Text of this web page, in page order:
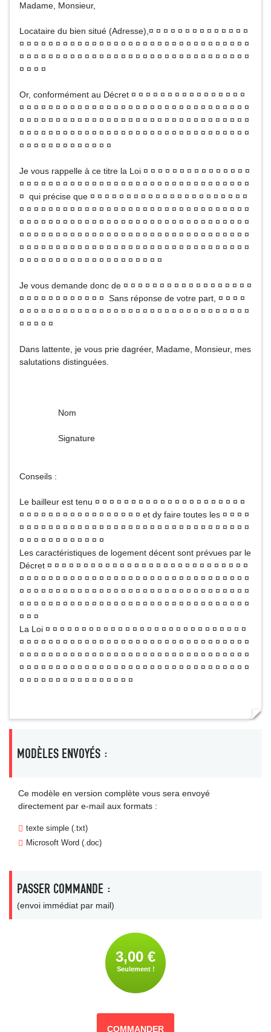
Madame, Monsieur,
Locataire du bien situé (Adresse),¤ ¤ ¤ ¤ ¤ ¤ ¤ ¤ ¤ ¤ ¤ ¤ ¤ ¤
¤ ¤ ¤ ¤ ¤ ¤ ¤ ¤ ¤ ¤ ¤ ¤ ¤ ¤ ¤ ¤ ¤ ¤ ¤ ¤ ¤ ¤ ¤ ¤ ¤ ¤ ¤ ¤ ¤ ¤ ¤ ¤
¤ ¤ ¤ ¤ ¤ ¤ ¤ ¤ ¤ ¤ ¤ ¤ ¤ ¤ ¤ ¤ ¤ ¤ ¤ ¤ ¤ ¤ ¤ ¤ ¤ ¤ ¤ ¤ ¤ ¤ ¤ ¤
¤ ¤ ¤ ¤
Or, conformément au Décret ¤ ¤ ¤ ¤ ¤ ¤ ¤ ¤ ¤ ¤ ¤ ¤ ¤ ¤ ¤ ¤
¤ ¤ ¤ ¤ ¤ ¤ ¤ ¤ ¤ ¤ ¤ ¤ ¤ ¤ ¤ ¤ ¤ ¤ ¤ ¤ ¤ ¤ ¤ ¤ ¤ ¤ ¤ ¤ ¤ ¤ ¤ ¤
¤ ¤ ¤ ¤ ¤ ¤ ¤ ¤ ¤ ¤ ¤ ¤ ¤ ¤ ¤ ¤ ¤ ¤ ¤ ¤ ¤ ¤ ¤ ¤ ¤ ¤ ¤ ¤ ¤ ¤ ¤ ¤
¤ ¤ ¤ ¤ ¤ ¤ ¤ ¤ ¤ ¤ ¤ ¤ ¤ ¤ ¤ ¤ ¤ ¤ ¤ ¤ ¤ ¤ ¤ ¤ ¤ ¤ ¤ ¤ ¤ ¤ ¤ ¤
¤ ¤ ¤ ¤ ¤ ¤ ¤ ¤ ¤ ¤ ¤ ¤ ¤
Je vous rappelle à ce titre la Loi ¤ ¤ ¤ ¤ ¤ ¤ ¤ ¤ ¤ ¤ ¤ ¤ ¤ ¤ ¤
¤ ¤ ¤ ¤ ¤ ¤ ¤ ¤ ¤ ¤ ¤ ¤ ¤ ¤ ¤ ¤ ¤ ¤ ¤ ¤ ¤ ¤ ¤ ¤ ¤ ¤ ¤ ¤ ¤ ¤ ¤ ¤
¤ qui précise que ¤ ¤ ¤ ¤ ¤ ¤ ¤ ¤ ¤ ¤ ¤ ¤ ¤ ¤ ¤ ¤ ¤ ¤ ¤ ¤ ¤ ¤
¤ ¤ ¤ ¤ ¤ ¤ ¤ ¤ ¤ ¤ ¤ ¤ ¤ ¤ ¤ ¤ ¤ ¤ ¤ ¤ ¤ ¤ ¤ ¤ ¤ ¤ ¤ ¤ ¤ ¤ ¤ ¤
¤ ¤ ¤ ¤ ¤ ¤ ¤ ¤ ¤ ¤ ¤ ¤ ¤ ¤ ¤ ¤ ¤ ¤ ¤ ¤ ¤ ¤ ¤ ¤ ¤ ¤ ¤ ¤ ¤ ¤ ¤ ¤
¤ ¤ ¤ ¤ ¤ ¤ ¤ ¤ ¤ ¤ ¤ ¤ ¤ ¤ ¤ ¤ ¤ ¤ ¤ ¤ ¤ ¤ ¤ ¤ ¤ ¤ ¤ ¤ ¤ ¤ ¤ ¤
¤ ¤ ¤ ¤ ¤ ¤ ¤ ¤ ¤ ¤ ¤ ¤ ¤ ¤ ¤ ¤ ¤ ¤ ¤ ¤ ¤ ¤ ¤ ¤ ¤ ¤ ¤ ¤ ¤ ¤ ¤ ¤
¤ ¤ ¤ ¤ ¤ ¤ ¤ ¤ ¤ ¤ ¤ ¤ ¤ ¤ ¤ ¤ ¤ ¤ ¤ ¤
Je vous demande donc de ¤ ¤ ¤ ¤ ¤ ¤ ¤ ¤ ¤ ¤ ¤ ¤ ¤ ¤ ¤ ¤ ¤ ¤
¤ ¤ ¤ ¤ ¤ ¤ ¤ ¤ ¤ ¤ ¤ ¤ Sans réponse de votre part, ¤ ¤ ¤ ¤
¤ ¤ ¤ ¤ ¤ ¤ ¤ ¤ ¤ ¤ ¤ ¤ ¤ ¤ ¤ ¤ ¤ ¤ ¤ ¤ ¤ ¤ ¤ ¤ ¤ ¤ ¤ ¤ ¤ ¤ ¤ ¤
¤ ¤ ¤ ¤ ¤
Dans lattente, je vous prie dagréer, Madame, Monsieur, mes
salutations distinguées.
Nom
Signature
Conseils :
Le bailleur est tenu ¤ ¤ ¤ ¤ ¤ ¤ ¤ ¤ ¤ ¤ ¤ ¤ ¤ ¤ ¤ ¤ ¤ ¤ ¤ ¤ ¤
¤ ¤ ¤ ¤ ¤ ¤ ¤ ¤ ¤ ¤ ¤ ¤ ¤ ¤ ¤ ¤ ¤ et dy faire toutes les ¤ ¤ ¤ ¤
¤ ¤ ¤ ¤ ¤ ¤ ¤ ¤ ¤ ¤ ¤ ¤ ¤ ¤ ¤ ¤ ¤ ¤ ¤ ¤ ¤ ¤ ¤ ¤ ¤ ¤ ¤ ¤ ¤ ¤ ¤ ¤
¤ ¤ ¤ ¤ ¤ ¤ ¤ ¤ ¤ ¤ ¤ ¤
Les caractéristiques de logement décent sont prévues par le
Décret ¤ ¤ ¤ ¤ ¤ ¤ ¤ ¤ ¤ ¤ ¤ ¤ ¤ ¤ ¤ ¤ ¤ ¤ ¤ ¤ ¤ ¤ ¤ ¤ ¤ ¤ ¤ ¤
¤ ¤ ¤ ¤ ¤ ¤ ¤ ¤ ¤ ¤ ¤ ¤ ¤ ¤ ¤ ¤ ¤ ¤ ¤ ¤ ¤ ¤ ¤ ¤ ¤ ¤ ¤ ¤ ¤ ¤ ¤ ¤
¤ ¤ ¤ ¤ ¤ ¤ ¤ ¤ ¤ ¤ ¤ ¤ ¤ ¤ ¤ ¤ ¤ ¤ ¤ ¤ ¤ ¤ ¤ ¤ ¤ ¤ ¤ ¤ ¤ ¤ ¤ ¤
¤ ¤ ¤ ¤ ¤ ¤ ¤ ¤ ¤ ¤ ¤ ¤ ¤ ¤ ¤ ¤ ¤ ¤ ¤ ¤ ¤ ¤ ¤ ¤ ¤ ¤ ¤ ¤ ¤ ¤ ¤ ¤
¤ ¤ ¤
La Loi ¤ ¤ ¤ ¤ ¤ ¤ ¤ ¤ ¤ ¤ ¤ ¤ ¤ ¤ ¤ ¤ ¤ ¤ ¤ ¤ ¤ ¤ ¤ ¤ ¤ ¤ ¤ ¤
¤ ¤ ¤ ¤ ¤ ¤ ¤ ¤ ¤ ¤ ¤ ¤ ¤ ¤ ¤ ¤ ¤ ¤ ¤ ¤ ¤ ¤ ¤ ¤ ¤ ¤ ¤ ¤ ¤ ¤ ¤ ¤
¤ ¤ ¤ ¤ ¤ ¤ ¤ ¤ ¤ ¤ ¤ ¤ ¤ ¤ ¤ ¤ ¤ ¤ ¤ ¤ ¤ ¤ ¤ ¤ ¤ ¤ ¤ ¤ ¤ ¤ ¤ ¤
¤ ¤ ¤ ¤ ¤ ¤ ¤ ¤ ¤ ¤ ¤ ¤ ¤ ¤ ¤ ¤ ¤ ¤ ¤ ¤ ¤ ¤ ¤ ¤ ¤ ¤ ¤ ¤ ¤ ¤ ¤ ¤
¤ ¤ ¤ ¤ ¤ ¤ ¤ ¤ ¤ ¤ ¤ ¤ ¤ ¤ ¤ ¤
MODÈLES ENVOYÉS :
Ce modèle en version complète vous sera envoyé
directement par e-mail aux formats :
texte simple (.txt)
Microsoft Word (.doc)
PASSER COMMANDE :
(envoi immédiat par mail)
3,00 €
Seulement !
COMMANDER